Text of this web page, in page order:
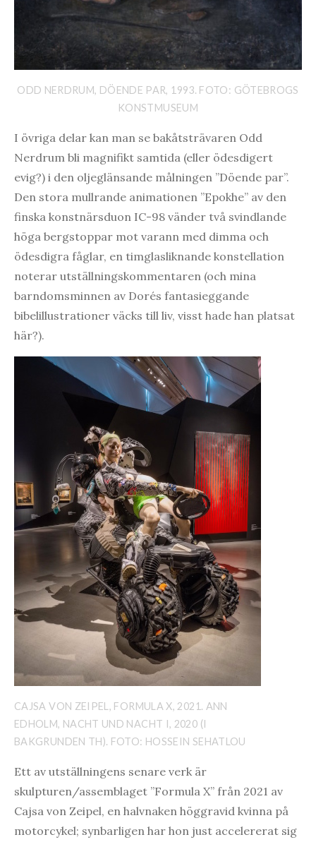
ODD NERDRUM, DÖENDE PAR, 1993. FOTO: GÖTEBROGS
KONSTMUSEUM
I övriga delar kan man se bakåtsträvaren Odd
Nerdrum bli magnifikt samtida (eller ödesdigert
evig?) i den oljeglänsande målningen ”Döende par”.
Den stora mullrande animationen ”Epokhe” av den
finska konstnärsduon IC-98 vänder två svindlande
höga bergstoppar mot varann med dimma och
ödesdigra fåglar, en timglasliknande konstellation
noterar utställningskommentaren (och mina
barndomsminnen av Dorés fantasieggande
bibelillustrationer väcks till liv, visst hade han platsat
här?).
CAJSA VON ZEIPEL, FORMULA X, 2021. ANN
EDHOLM, NACHT UND NACHT I, 2020 (I
BAKGRUNDEN TH). FOTO: HOSSEIN SEHATLOU
Ett av utställningens senare verk är
skulpturen/assemblaget ”Formula X” från 2021 av
Cajsa von Zeipel, en halvnaken höggravid kvinna på
motorcykel; synbarligen har hon just accelererat sig